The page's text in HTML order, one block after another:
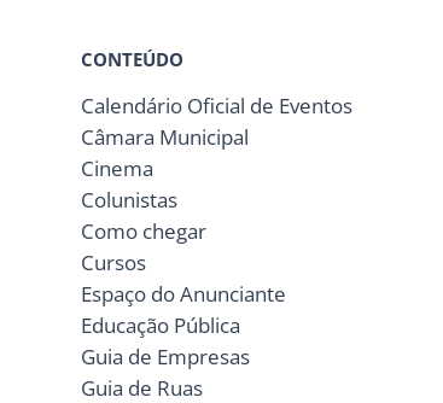
CONTEÚDO
Calendário Oficial de Eventos
Câmara Municipal
Cinema
Colunistas
Como chegar
Cursos
Espaço do Anunciante
Educação Pública
Guia de Empresas
Guia de Ruas